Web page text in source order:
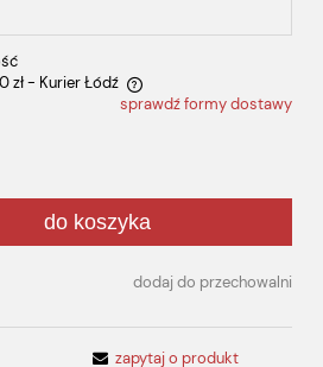
zł - Kurier Łódź
kosztów płatności
sprawdź formy dostawy
do koszyka
dodaj do przechowalni
zapytaj o produkt